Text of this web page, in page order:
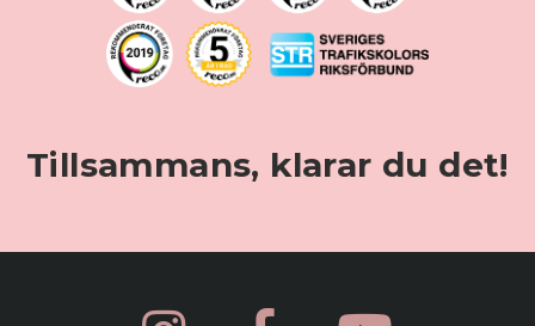
Tillsammans, klarar du det!